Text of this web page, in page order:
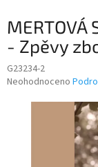
MERTOVÁ
- Zpěvy
G23234-2
Průměrné
Neohodnoceno